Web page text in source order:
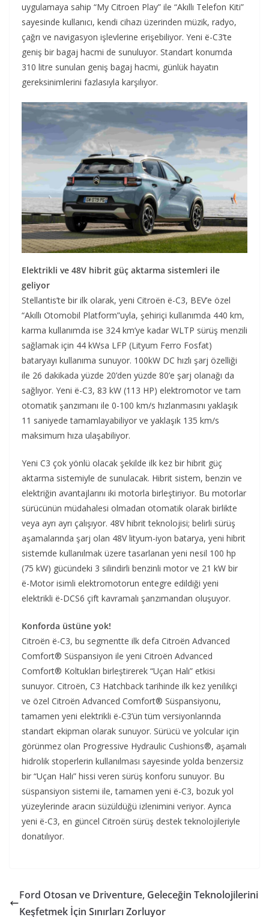
uygulamaya sahip “My Citroen Play” ile “Akıllı Telefon Kiti”
sayesinde kullanıcı, kendi cihazı üzerinden müzik, radyo,
çağrı ve navigasyon işlevlerine erişebiliyor. Yeni ë-C3’te
geniş bir bagaj hacmi de sunuluyor. Standart konumda
310 litre sunulan geniş bagaj hacmi, günlük hayatın
gereksinimlerini fazlasıyla karşılıyor.
Elektrikli ve 48V hibrit güç aktarma sistemleri ile
geliyor
Stellantis’te bir ilk olarak, yeni Citroën ë-C3, BEV’e özel
“Akıllı Otomobil Platform”uyla, şehiriçi kullanımda 440 km,
karma kullanımda ise 324 km’ye kadar WLTP sürüş menzili
sağlamak için 44 kWsa LFP (Lityum Ferro Fosfat)
bataryayı kullanıma sunuyor. 100kW DC hızlı şarj özelliği
ile 26 dakikada yüzde 20’den yüzde 80’e şarj olanağı da
sağlıyor. Yeni ë-C3, 83 kW (113 HP) elektromotor ve tam
otomatik şanzımanı ile 0-100 km/s hızlanmasını yaklaşık
11 saniyede tamamlayabiliyor ve yaklaşık 135 km/s
maksimum hıza ulaşabiliyor.
Yeni C3 çok yönlü olacak şekilde ilk kez bir hibrit güç
aktarma sistemiyle de sunulacak. Hibrit sistem, benzin ve
elektriğin avantajlarını iki motorla birleştiriyor. Bu motorlar
sürücünün müdahalesi olmadan otomatik olarak birlikte
veya ayrı ayrı çalışıyor. 48V hibrit teknolojisi; belirli sürüş
aşamalarında şarj olan 48V lityum-iyon batarya, yeni hibrit
sistemde kullanılmak üzere tasarlanan yeni nesil 100 hp
(75 kW) gücündeki 3 silindirli benzinli motor ve 21 kW bir
ë-Motor isimli elektromotorun entegre edildiği yeni
elektrikli ë-DCS6 çift kavramalı şanzımandan oluşuyor.
Konforda üstüne yok!
Citroën ë-C3, bu segmentte ilk defa Citroën Advanced
Comfort® Süspansiyon ile yeni Citroën Advanced
Comfort® Koltukları birleştirerek “Uçan Halı” etkisi
sunuyor. Citroën, C3 Hatchback tarihinde ilk kez yenilikçi
ve özel Citroën Advanced Comfort® Süspansiyonu,
tamamen yeni elektrikli ë-C3’ün tüm versiyonlarında
standart ekipman olarak sunuyor. Sürücü ve yolcular için
görünmez olan Progressive Hydraulic Cushions®, aşamalı
hidrolik stoperlerin kullanılması sayesinde yolda benzersiz
bir “Uçan Halı” hissi veren sürüş konforu sunuyor. Bu
süspansiyon sistemi ile, tamamen yeni ë-C3, bozuk yol
yüzeylerinde aracın süzüldüğü izlenimini veriyor. Ayrıca
yeni ë-C3, en güncel Citroën sürüş destek teknolojileriyle
donatılıyor.
Ford Otosan ve Driventure, Geleceğin Teknolojilerini
Keşfetmek İçin Sınırları Zorluyor